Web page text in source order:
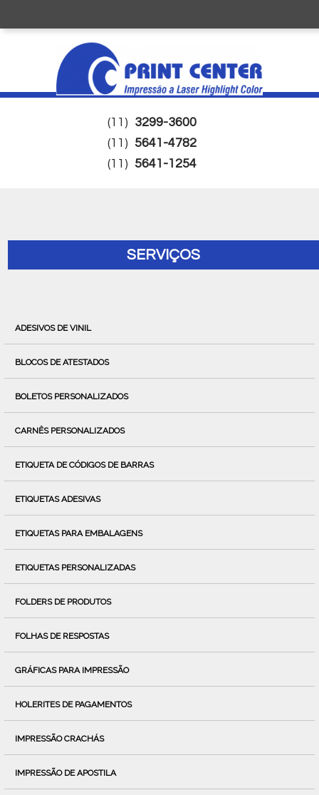
(11) 3299-3600
(11) 5641-4782
(11) 5641-1254
SERVIÇOS
ADESIVOS DE VINIL
BLOCOS DE ATESTADOS
BOLETOS PERSONALIZADOS
CARNÊS PERSONALIZADOS
ETIQUETA DE CÓDIGOS DE BARRAS
ETIQUETAS ADESIVAS
ETIQUETAS PARA EMBALAGENS
ETIQUETAS PERSONALIZADAS
FOLDERS DE PRODUTOS
FOLHAS DE RESPOSTAS
GRÁFICAS PARA IMPRESSÃO
HOLERITES DE PAGAMENTOS
IMPRESSÃO CRACHÁS
IMPRESSÃO DE APOSTILA